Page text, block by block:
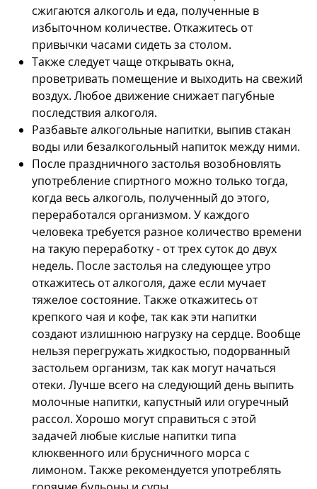
сжигаются алкоголь и еда, полученные в
избыточном количестве. Откажитесь от
привычки часами сидеть за столом.
Также следует чаще открывать окна,
проветривать помещение и выходить на свежий
воздух. Любое движение снижает пагубные
последствия алкоголя.
Разбавьте алкогольные напитки, выпив стакан
воды или безалкогольный напиток между ними.
После праздничного застолья возобновлять
употребление спиртного можно только тогда,
когда весь алкоголь, полученный до этого,
переработался организмом. У каждого
человека требуется разное количество времени
на такую переработку - от трех суток до двух
недель. После застолья на следующее утро
откажитесь от алкоголя, даже если мучает
тяжелое состояние. Также откажитесь от
крепкого чая и кофе, так как эти напитки
создают излишнюю нагрузку на сердце. Вообще
нельзя перегружать жидкостью, подорванный
застольем организм, так как могут начаться
отеки. Лучше всего на следующий день выпить
молочные напитки, капустный или огуречный
рассол. Хорошо могут справиться с этой
задачей любые кислые напитки типа
клюквенного или брусничного морса с
лимоном. Также рекомендуется употреблять